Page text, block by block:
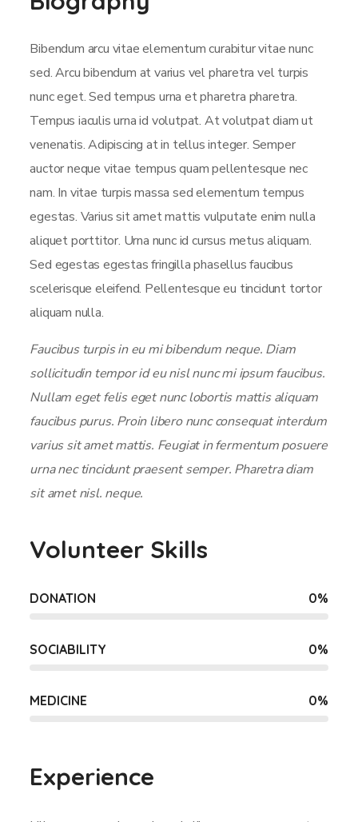
Bibendum arcu vitae elementum curabitur vitae nunc
sed. Arcu bibendum at varius vel pharetra vel turpis
nunc eget. Sed tempus urna et pharetra pharetra.
Tempus iaculis urna id volutpat. At volutpat diam ut
venenatis. Adipiscing at in tellus integer. Semper
auctor neque vitae tempus quam pellentesque nec
nam. In vitae turpis massa sed elementum tempus
egestas. Varius sit amet mattis vulputate enim nulla
aliquet porttitor. Urna nunc id cursus metus aliquam.
Sed egestas egestas fringilla phasellus faucibus
scelerisque eleifend. Pellentesque eu tincidunt tortor
aliquam nulla.
Faucibus turpis in eu mi bibendum neque. Diam
sollicitudin tempor id eu nisl nunc mi ipsum faucibus.
Nullam eget felis eget nunc lobortis mattis aliquam
faucibus purus. Proin libero nunc consequat interdum
varius sit amet mattis. Feugiat in fermentum posuere
urna nec tincidunt praesent semper. Pharetra diam
sit amet nisl. neque.
Volunteer Skills
DONATION 0%
SOCIABILITY 0%
MEDICINE 0%
Experience